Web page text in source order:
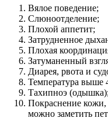
Вялое поведение;
Слюноотделение;
Плохой аппетит;
Затрудненное
Плохая
Затуманенный
Диарея, рвота и
Температура выше
Тахипноэ (одышка);
Покраснение кожи,
можно заметить